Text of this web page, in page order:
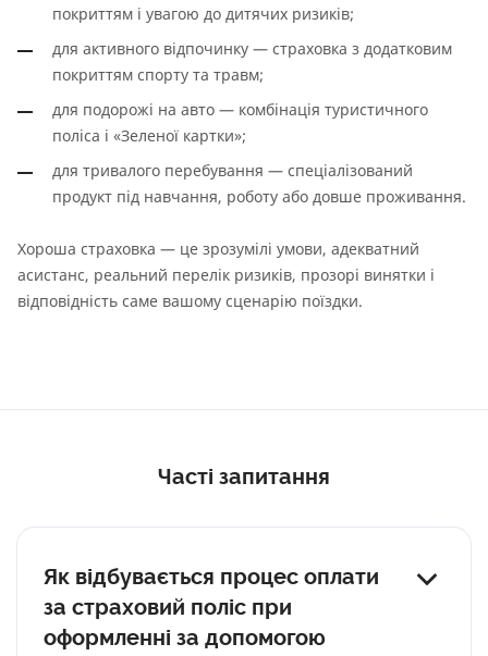
покриттям і увагою до дитячих ризиків;
для активного відпочинку — страховка з додатковим
покриттям спорту та травм;
для подорожі на авто — комбінація туристичного
поліса і «Зеленої картки»;
для тривалого перебування — спеціалізований
продукт під навчання, роботу або довше проживання.
Хороша страховка — це зрозумілі умови, адекватний
асистанс, реальний перелік ризиків, прозорі винятки і
відповідність саме вашому сценарію поїздки.
Часті запитання
Як відбувається процес оплати
за страховий поліс при
оформленні за допомогою